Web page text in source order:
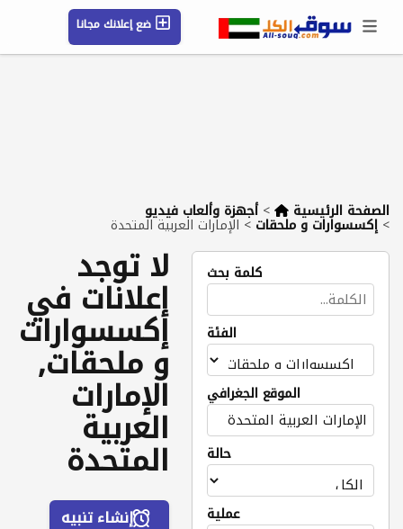
ضع إعلانك مجانا
حسابي / تسجيل
الصفحة الرئيسية >أجهزة وألعاب فيديو
> إكسسوارات و ملحقات > الإمارات العربية المتحدة
كلمة بحث
الفئة
الموقع الجغرافي
حالة
عملية
لا توجد
إعلانات في
إكسسوارات
و ملحقات,
الإمارات
العربية
المتحدة
إنشاء تنبيه